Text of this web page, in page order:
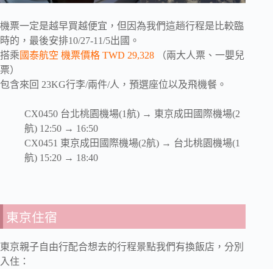
機票一定是越早買越便宜，但因為我們這趟行程是比較臨
時的，最後安排10/27-11/5出國。
搭乘 國泰航空 機票價格 TWD 29,328 （兩大人票、一嬰兒
票）
包含來回 23KG行李/兩件/人，預選座位以及飛機餐。
CX0450 台北桃園機場(1航) → 東京成田國際機場(2
航) 12:50 → 16:50
CX0451 東京成田國際機場(2航) → 台北桃園機場(1
航) 15:20 → 18:40
東京住宿
東京親子自由行配合想去的行程景點我們有換飯店，分別
入住：